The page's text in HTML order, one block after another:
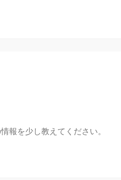
報を少し教えてください。